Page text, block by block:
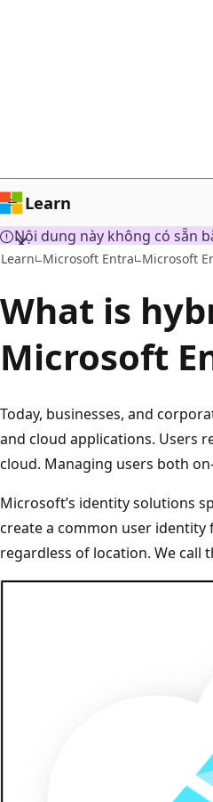
Learn
Nội dung này không có sẵn
Learn Microsoft Entra Microsoft
What is
Microsoft
Today, businesses, and
and cloud applications. Users
cloud. Managing users both
Microsoft’s identity solutions
create a common user
regardless of location. We call